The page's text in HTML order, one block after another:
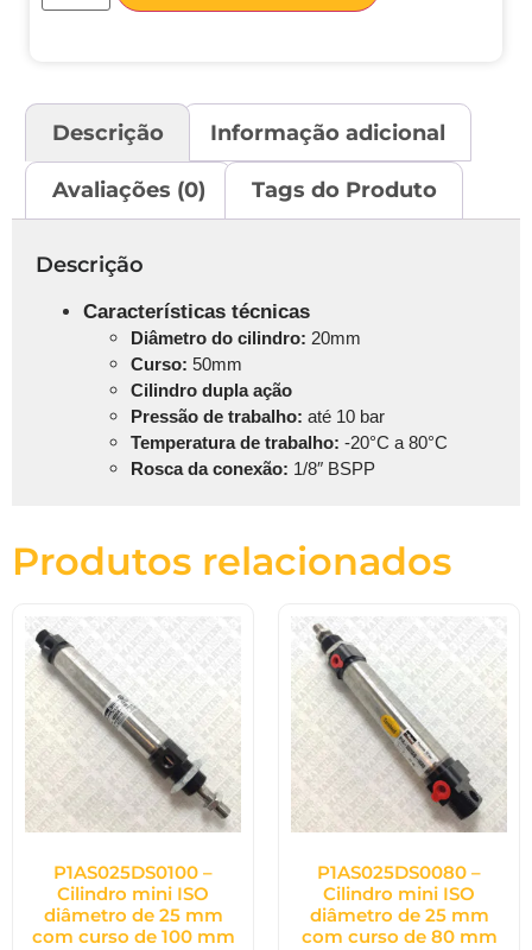
Descrição Informação adicional
Avaliações (0) Tags do Produto
Descrição
Características técnicas
Diâmetro do cilindro: 20mm
Curso: 50mm
Cilindro dupla ação
Pressão de trabalho: até 10 bar
Temperatura de trabalho: -20°C a 80°C
Rosca da conexão: 1/8″ BSPP
Produtos relacionados
P1AS025DS0100 –
Cilindro mini ISO
diâmetro de 25 mm
com curso de 100 mm
P1AS025DS0080 –
Cilindro mini ISO
diâmetro de 25 mm
com curso de 80 mm